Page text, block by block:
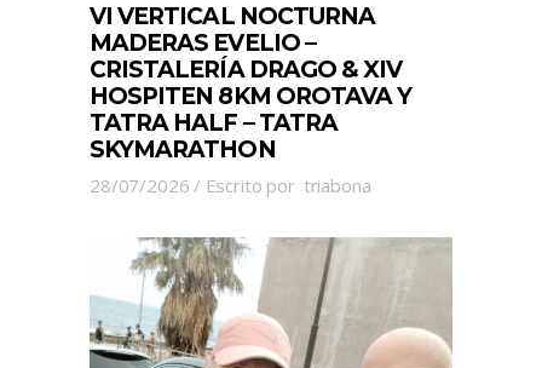
VI VERTICAL NOCTURNA
MADERAS EVELIO –
CRISTALERÍA DRAGO & XIV
HOSPITEN 8KM OROTAVA Y
TATRA HALF – TATRA
SKYMARATHON
28/07/2026 Escrito por triabona